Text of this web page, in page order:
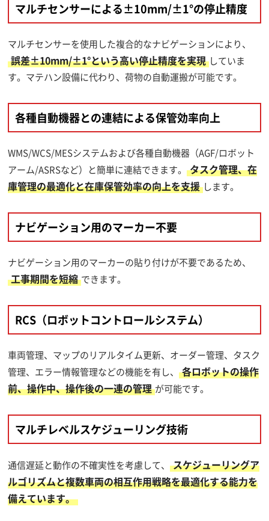
マルチセンサーによる±10mm/±1°の停止精度
マルチセンサーを使用した複合的なナビゲーションにより、
誤差±10mm/±1°という高い停止精度を実現 していま
す。マテハン設備に代わり、荷物の自動運搬が可能です。
各種自動機器との連結による保管効率向上
WMS/WCS/MESシステムおよび各種自動機器（AGF/ロボット
アーム/ASRSなど）と簡単に連結できます。 タスク管理、在
庫管理の最適化と在庫保管効率の向上を支援 します。
ナビゲーション用のマーカー不要
ナビゲーション用のマーカーの貼り付けが不要であるため、
工事期間を短縮 できます。
RCS（ロボットコントロールシステム）
車両管理、マップのリアルタイム更新、オーダー管理、タスク
管理、エラー情報管理などの機能を有し、 各ロボットの操作
前、操作中、操作後の一連の管理 が可能です。
マルチレベルスケジューリング技術
通信遅延と動作の不確実性を考慮して、 スケジューリングア
ルゴリズムと複数車両の相互作用戦略を最適化する能力を
備えています。